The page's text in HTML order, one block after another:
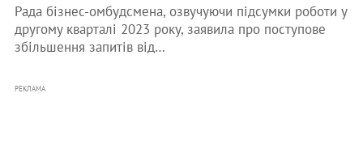
Рада бізнес-омбудсмена, озвучуючи підсумки роботи у
другому кварталі 2023 року, заявила про поступове
збільшення запитів від…
РЕКЛАМА